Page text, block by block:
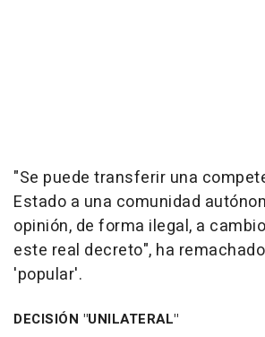
"Se puede transferir una
Estado a una comunidad
opinión, de forma ilegal, a
este real decreto", ha
'popular'.
DECISIÓN "UNILATERAL"